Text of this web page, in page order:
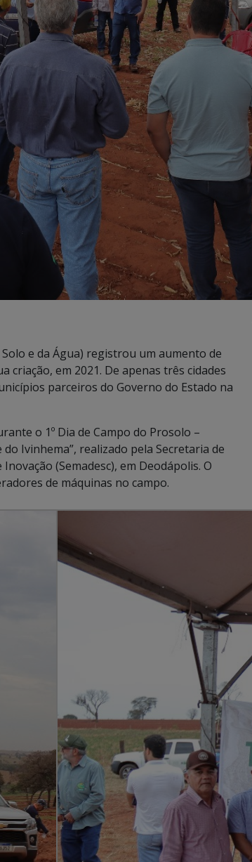
e da Água) registrou um aumento de
criação, em 2021. De apenas três cidades
parceiros do Governo do Estado na
o 1º Dia de Campo do Prosolo –
Ivinhema”, realizado pela Secretaria de
(Semadesc), em Deodápolis. O
de máquinas no campo.